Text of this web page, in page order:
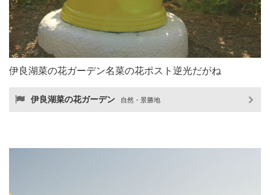
伊良湖菜の花ガーデン名菜の花ポスト逆光だがね
伊良湖菜の花ガーデン 自然・景勝地